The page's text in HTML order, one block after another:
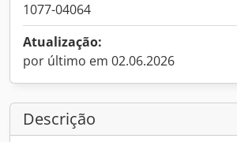
1077-04064
Atualização:
por último em 02.06.2026
Descrição